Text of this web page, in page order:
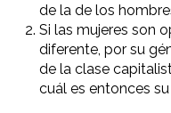
de la de los
Si las mujeres son
diferente, por su
de la clase
cuál es entonces